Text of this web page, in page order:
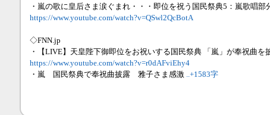
・嵐の歌に皇后さま涙ぐまれ・・・即位を祝う国民祭典5：嵐歌唱部
https://www.youtube.com/watch?v=QSwl2QcBotA
◇FNN.jp
・【LIVE】天皇陛下御即位をお祝いする国民祭典 「嵐」が奉祝曲を
https://www.youtube.com/watch?v=r0dAFviEhy4
・嵐 国民祭典で奉祝曲披露 雅子さま感激 ..+1583字